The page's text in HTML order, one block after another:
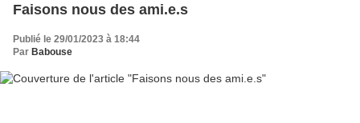
Faisons nous des ami.e.s
Publié le 29/01/2023 à 18:44
Par Babouse